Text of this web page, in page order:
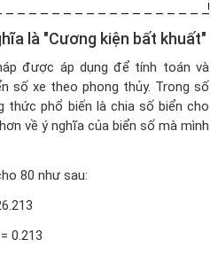
là "Cương kiện bất khuất"
được áp dụng để tính toán và
số xe theo phong thủy. Trong số
thức phổ biến là chia số biển cho
về ý nghĩa của biển số mà mình
80 như sau:
0.213